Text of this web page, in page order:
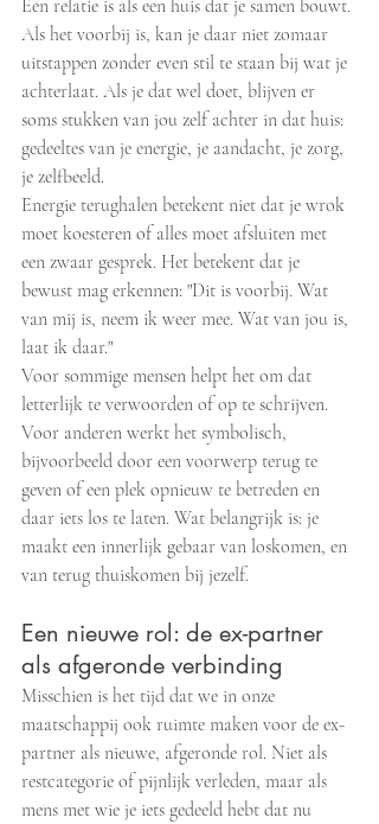
Een relatie is als een huis dat je samen bouwt.
Als het voorbij is, kan je daar niet zomaar
uitstappen zonder even stil te staan bij wat je
achterlaat. Als je dat wel doet, blijven er
soms stukken van jou zelf achter in dat huis:
gedeeltes van je energie, je aandacht, je zorg,
je zelfbeeld.
Energie terughalen betekent niet dat je wrok
moet koesteren of alles moet afsluiten met
een zwaar gesprek. Het betekent dat je
bewust mag erkennen: "Dit is voorbij. Wat
van mij is, neem ik weer mee. Wat van jou is,
laat ik daar."
Voor sommige mensen helpt het om dat
letterlijk te verwoorden of op te schrijven.
Voor anderen werkt het symbolisch,
bijvoorbeeld door een voorwerp terug te
geven of een plek opnieuw te betreden en
daar iets los te laten. Wat belangrijk is: je
maakt een innerlijk gebaar van loskomen, en
van terug thuiskomen bij jezelf.
Een nieuwe rol: de ex-partner
als afgeronde verbinding
Misschien is het tijd dat we in onze
maatschappij ook ruimte maken voor de ex-
partner als nieuwe, afgeronde rol. Niet als
restcategorie of pijnlijk verleden, maar als
mens met wie je iets gedeeld hebt dat nu